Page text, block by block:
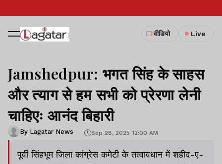
वीडियो Live
Jamshedpur: भगत सिंह के साहस
और त्याग से हम सभी को प्रेरणा लेनी
चाहिएः आनंद बिहारी
By Lagatar News Sep 28, 2025 12:00 AM
पूर्वी सिंहभूम जिला कांग्रेस कमेटी के तत्वावधान में शहीद-ए-